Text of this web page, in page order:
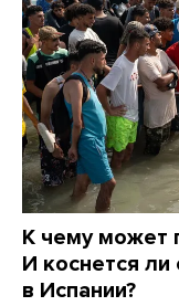
К чему может
И коснется
в Испании?